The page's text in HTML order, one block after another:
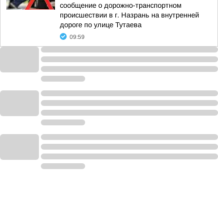
сообщение о дорожно-транспортном
происшествии в г. Назрань на внутренней
дороге по улице Тутаева
09:59